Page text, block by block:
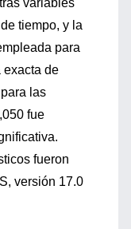
variables
tiempo, y la
para
exacta de
las
fue
fueron
versión 17.0